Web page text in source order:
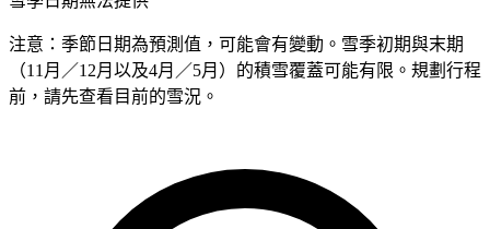
注意：季節日期為預測值，可能會有變動。雪季初期與末期
（11月／12月以及4月／5月）的積雪覆蓋可能有限。規劃行程
前，請先查看目前的雪況。